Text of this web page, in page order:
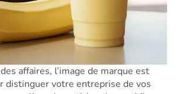
affaires, l’image de marque est
distinguer votre entreprise de vos